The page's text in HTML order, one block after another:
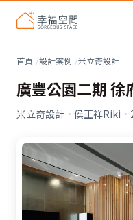
首頁 設計案例 米立奇設計
廣豐公園二期
米立奇設計 · 侯正祥Riki ·